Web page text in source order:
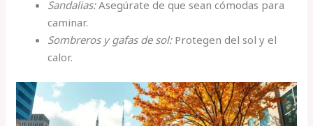
Sandalias:Asegúrate de que sean cómodas para
caminar.
Sombreros y gafas de sol:Protegen del sol y el
calor.